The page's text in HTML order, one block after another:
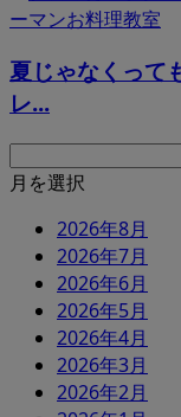
夏じゃなくって
レ...
月を選択
2026年8月
2026年7月
2026年6月
2026年5月
2026年4月
2026年3月
2026年2月